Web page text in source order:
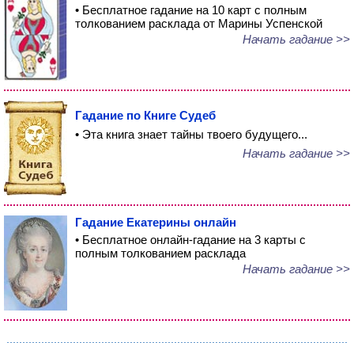
• Бесплатное гадание на 10 карт с полным
толкованием расклада от Марины Успенской
Начать гадание >>
Гадание по Книге Судеб
• Эта книга знает тайны твоего будущего...
Начать гадание >>
Гадание Екатерины онлайн
• Бесплатное онлайн-гадание на 3 карты с
полным толкованием расклада
Начать гадание >>